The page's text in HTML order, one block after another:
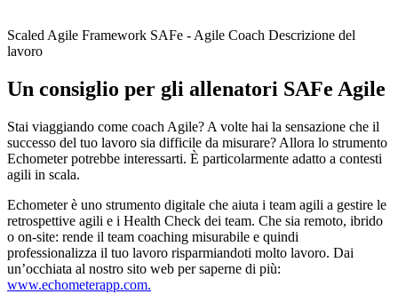
Scaled Agile Framework SAFe - Agile Coach Descrizione del
lavoro
Un consiglio per gli allenatori SAFe Agile
Stai viaggiando come coach Agile? A volte hai la sensazione che il
successo del tuo lavoro sia difficile da misurare? Allora lo strumento
Echometer potrebbe interessarti. È particolarmente adatto a contesti
agili in scala.
Echometer è uno strumento digitale che aiuta i team agili a gestire le
retrospettive agili e i Health Check dei team. Che sia remoto, ibrido
o on-site: rende il team coaching misurabile e quindi
professionalizza il tuo lavoro risparmiandoti molto lavoro. Dai
un’occhiata al nostro sito web per saperne di più:
www.echometerapp.com.